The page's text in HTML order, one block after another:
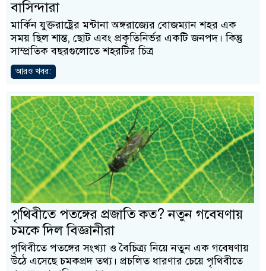
বাসিন্দারা
মার্কিন যুক্তরাষ্ট্রের মন্টানা অঙ্গরাজ্যের বোজম্যান শহর এক
সময় ছিল শান্ত, ছোট এবং প্রকৃতিনির্ভর একটি জনপদ। কিন্তু
সাম্প্রতিক বছরগুলোতে শহরটির চিত্র
আরও খবর:
পৃথিবীতে পতঙ্গের প্রজাতি কত? নতুন গবেষণায়
চমকে দিল বিজ্ঞানীরা
পৃথিবীতে পতঙ্গের সংখ্যা ও বৈচিত্র্য নিয়ে নতুন এক গবেষণায়
উঠে এসেছে চমকপ্রদ তথ্য। প্রচলিত ধারণার চেয়ে পৃথিবীতে